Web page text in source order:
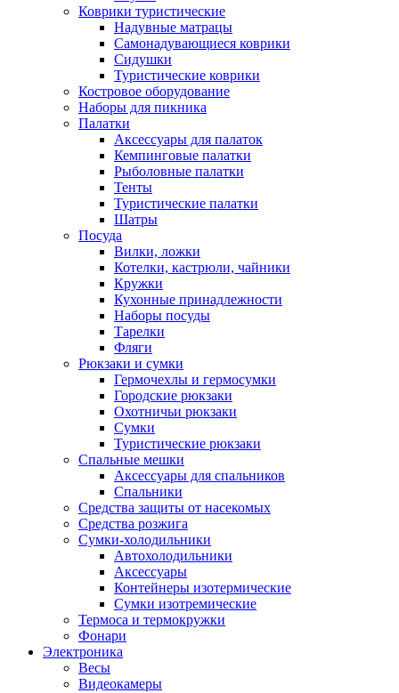
Коврики туристические
Надувные матрацы
Самонадувающиеся коврики
Сидушки
Туристические коврики
Костровое оборудование
Наборы для пикника
Палатки
Аксессуары для палаток
Кемпинговые палатки
Рыболовные палатки
Тенты
Туристические палатки
Шатры
Посуда
Вилки, ложки
Котелки, кастрюли, чайники
Кружки
Кухонные принадлежности
Наборы посуды
Тарелки
Фляги
Рюкзаки и сумки
Гермочехлы и гермосумки
Городские рюкзаки
Охотничьи рюкзаки
Сумки
Туристические рюкзаки
Спальные мешки
Аксессуары для спальников
Спальники
Средства защиты от насекомых
Средства розжига
Сумки-холодильники
Автохолодильники
Аксессуары
Контейнеры изотермические
Сумки изотремические
Термоса и термокружки
Фонари
Электроника
Весы
Видеокамеры